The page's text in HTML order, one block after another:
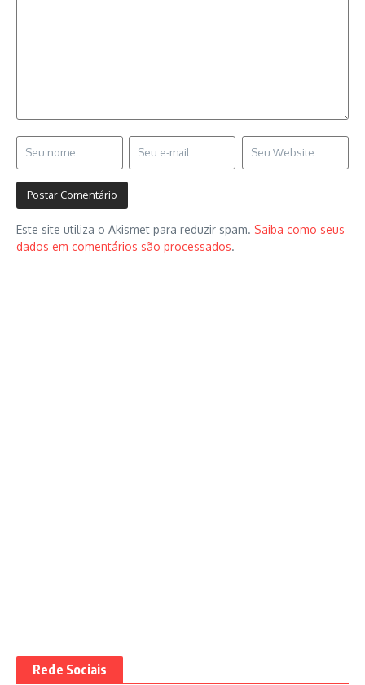
Este site utiliza o Akismet para reduzir spam. Saiba como seus
dados em comentários são processados.
Rede Sociais